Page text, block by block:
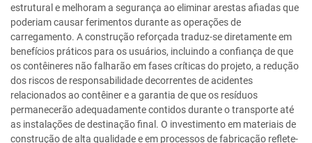
estrutural e melhoram a segurança ao eliminar arestas afiadas que
poderiam causar ferimentos durante as operações de
carregamento. A construção reforçada traduz-se diretamente em
benefícios práticos para os usuários, incluindo a confiança de que
os contêineres não falharão em fases críticas do projeto, a redução
dos riscos de responsabilidade decorrentes de acidentes
relacionados ao contêiner e a garantia de que os resíduos
permanecerão adequadamente contidos durante o transporte até
as instalações de destinação final. O investimento em materiais de
construção de alta qualidade e em processos de fabricação reflete-